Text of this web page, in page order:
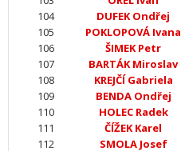
104
DUFEK Ondřej
105
POKLOPOVÁ Ivana
106
ŠIMEK Petr
107
BARTÁK Miroslav
108
KREJČÍ Gabriela
109
BENDA Ondřej
110
HOLEC Radek
111
ČÍŽEK Karel
112
SMOLA Josef